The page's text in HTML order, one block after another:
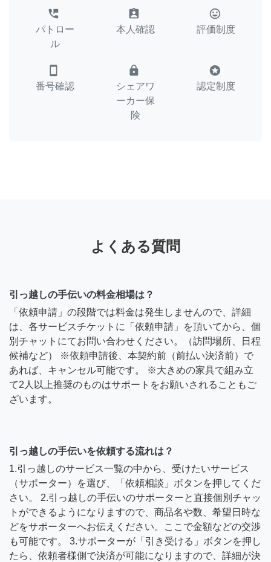
perm_phone_msg
パトロー
ル
assignment_ind
本人確認
tag_faces
評価制度
smartphone
番号確認
lock
シェアワ
ーカー保
険
stars
認定制度
よくある質問
引っ越しの手伝いの料金相場は？
「依頼申請」の段階では料金は発生しませんので、詳細
は、各サービスチケットに「依頼申請」を頂いてから、個
別チャットにてお問い合わせください。（訪問場所、日程
候補など） ※依頼申請後、本契約前（前払い決済前）で
あれば、キャンセル可能です。 ※大きめの家具で組み立
て2人以上推奨のものはサポートをお願いされることもご
ざいます。
引っ越しの手伝いを依頼する流れは？
1.引っ越しのサービス一覧の中から、受けたいサービス
（サポーター）を選び、「依頼相談」ボタンを押してくだ
さい。 2.引っ越しの手伝いのサポーターと直接個別チャッ
トができるようになりますので、商品名や数、希望日時な
どをサポーターへお伝えください。ここで金額などの交渉
も可能です。 3.サポーターが「引き受ける」ボタンを押し
たら、依頼者様側で決済が可能になりますので、詳細が決